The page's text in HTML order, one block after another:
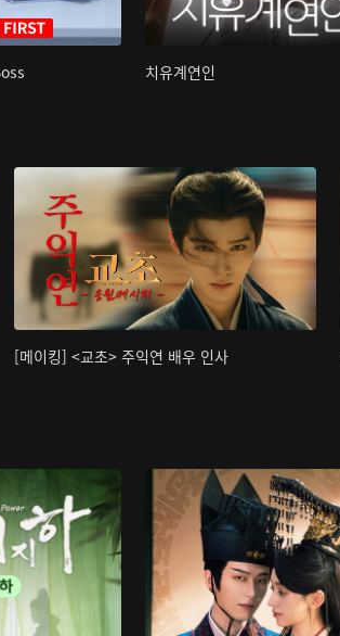
치유계연인
[메이킹] <교초> 주익연 배우 인사